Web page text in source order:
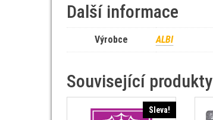
Další informace
Výrobce ALBI
Související produkty
Sleva!